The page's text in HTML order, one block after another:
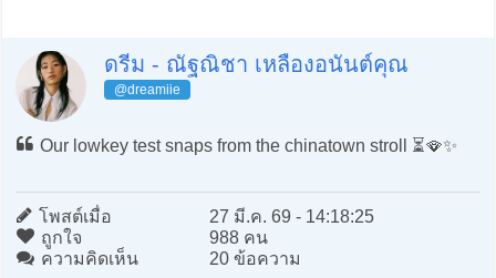
ดรีม - ณัฐณิชา เหลืองอนันต์คุณ
@dreamiie
Our lowkey test snaps from the chinatown stroll ⏳🪭✨
โพสต์เมื่อ
27 มี.ค. 69 - 14:18:25
ถูกใจ
988 คน
ความคิดเห็น
20 ข้อความ